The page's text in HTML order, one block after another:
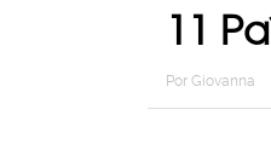
11
Por Giovanna